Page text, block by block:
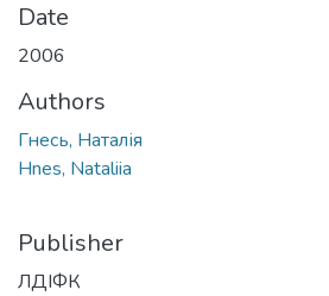
Date
2006
Authors
Гнесь, Наталія
Hnes, Nataliia
Publisher
ЛДІФК